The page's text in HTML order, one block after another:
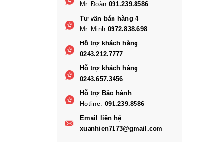
Mr. Đoàn 091.239.8586
Tư vấn bán hàng 4
Mr. Minh 0972.838.698
Hỗ trợ khách hàng
0243.212.7777
Hỗ trợ khách hàng
0243.657.3456
Hỗ trợ Bảo hành
Hotline: 091.239.8586
Email liên hệ
xuanhien7173@gmail.com